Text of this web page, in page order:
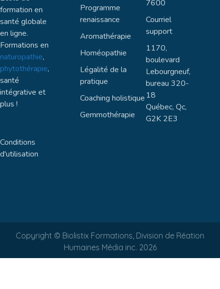
formation en
santé globale
en ligne.
Formations en
naturopathie,
phytothérapie,
santé
intégrative et
plus !
Conditions
d'utilisation
Programme
renaissance
Aromathérapie
Homéopathie
Légalité de la
pratique
Coaching holistique
Gemmothérapie
7600
Courriel
support
1170,
boulevard
Lebourgneuf,
bureau 320-
18
Québec, Qc,
G2K 2E3
Copyright © Biolistix Formations, Division de Réation
Humaines Média inc. 2026